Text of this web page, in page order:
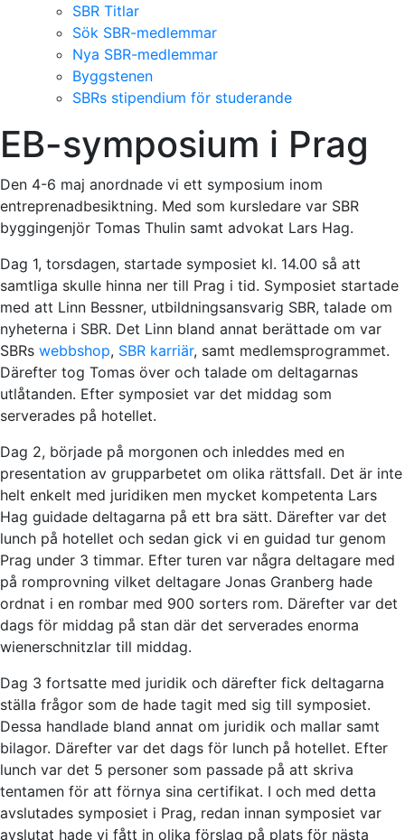
SBR Titlar
Sök SBR-medlemmar
Nya SBR-medlemmar
Byggstenen
SBRs stipendium för studerande
EB-symposium i Prag
Den 4-6 maj anordnade vi ett symposium inom
entreprenadbesiktning. Med som kursledare var SBR
byggingenjör Tomas Thulin samt advokat Lars Hag.
Dag 1, torsdagen, startade symposiet kl. 14.00 så att
samtliga skulle hinna ner till Prag i tid. Symposiet startade
med att Linn Bessner, utbildningsansvarig SBR, talade om
nyheterna i SBR. Det Linn bland annat berättade om var
SBRs webbshop, SBR karriär, samt medlemsprogrammet.
Därefter tog Tomas över och talade om deltagarnas
utlåtanden. Efter symposiet var det middag som
serverades på hotellet.
Dag 2, började på morgonen och inleddes med en
presentation av grupparbetet om olika rättsfall. Det är inte
helt enkelt med juridiken men mycket kompetenta Lars
Hag guidade deltagarna på ett bra sätt. Därefter var det
lunch på hotellet och sedan gick vi en guidad tur genom
Prag under 3 timmar. Efter turen var några deltagare med
på romprovning vilket deltagare Jonas Granberg hade
ordnat i en rombar med 900 sorters rom. Därefter var det
dags för middag på stan där det serverades enorma
wienerschnitzlar till middag.
Dag 3 fortsatte med juridik och därefter fick deltagarna
ställa frågor som de hade tagit med sig till symposiet.
Dessa handlade bland annat om juridik och mallar samt
bilagor. Därefter var det dags för lunch på hotellet. Efter
lunch var det 5 personer som passade på att skriva
tentamen för att förnya sina certifikat. I och med detta
avslutades symposiet i Prag, redan innan symposiet var
avslutat hade vi fått in olika förslag på plats för nästa